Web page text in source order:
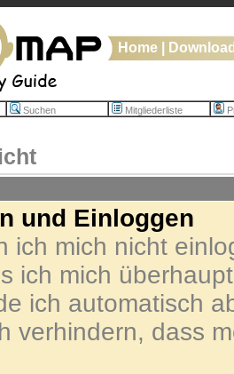
Home
Suchen Mitgliederliste
und Einloggen
ich mich nicht
ich mich
ich automatisch
verhindern, dass